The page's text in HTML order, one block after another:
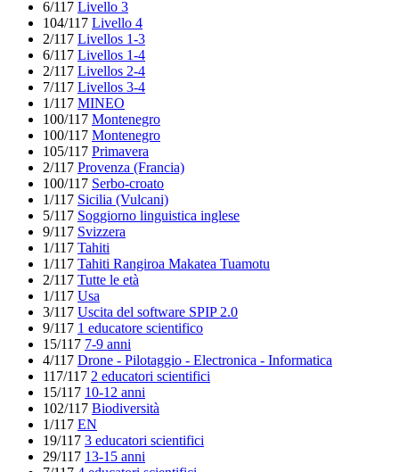
6/117 Livello 3
104/117 Livello 4
2/117 Livellos 1-3
6/117 Livellos 1-4
2/117 Livellos 2-4
7/117 Livellos 3-4
1/117 MINEO
100/117 Montenegro
100/117 Montenegro
105/117 Primavera
2/117 Provenza (Francia)
100/117 Serbo-croato
1/117 Sicilia (Vulcani)
5/117 Soggiorno linguistica inglese
9/117 Svizzera
1/117 Tahiti
1/117 Tahiti Rangiroa Makatea Tuamotu
2/117 Tutte le età
1/117 Usa
3/117 Uscita del software SPIP 2.0
9/117 1 educatore scientifico
15/117 7-9 anni
4/117 Drone - Pilotaggio - Electronica - Informatica
117/117 2 educatori scientifici
15/117 10-12 anni
102/117 Biodiversità
1/117 EN
19/117 3 educatori scientifici
29/117 13-15 anni